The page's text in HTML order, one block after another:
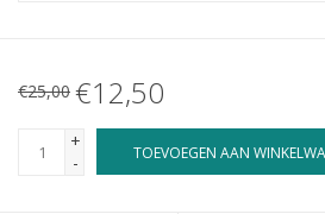
€25,00 €12,50
+
-
TOEVOEGEN AAN